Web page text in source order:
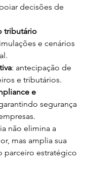
decisões de
tributário
e cenários
: antecipação de
e tributários.
e
segurança
não elimina a
mas amplia sua
parceiro estratégico